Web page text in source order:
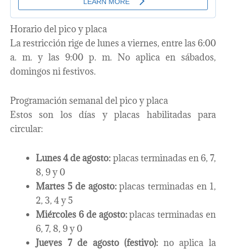
Horario del pico y placa
La restricción rige de lunes a viernes, entre las 6:00
a. m. y las 9:00 p. m. No aplica en sábados,
domingos ni festivos.
Programación semanal del pico y placa
Estos son los días y placas habilitadas para
circular:
Lunes 4 de agosto: placas terminadas en 6, 7,
8, 9 y 0
Martes 5 de agosto:placas terminadas en 1,
2, 3, 4 y 5
Miércoles 6 de agosto:placas terminadas en
6, 7, 8, 9 y 0
Jueves 7 de agosto (festivo): no aplica la